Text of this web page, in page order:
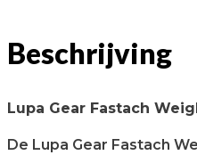
Beschrijving
Lupa Gear Fastach
De Lupa Gear Fastach